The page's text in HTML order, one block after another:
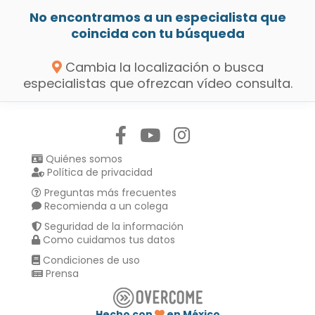
No encontramos a un especialista que
coincida con tu búsqueda
Cambia la localización o busca
especialistas que ofrezcan vídeo consulta.
Quiénes somos
Política de privacidad
Preguntas más frecuentes
Recomienda a un colega
Seguridad de la información
Como cuidamos tus datos
Condiciones de uso
Prensa